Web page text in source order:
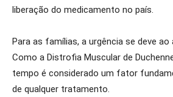
liberação do medicamento no país.
Para as famílias, a urgência se deve ao
Como a Distrofia Muscular de
tempo é considerado um fator
de qualquer tratamento.